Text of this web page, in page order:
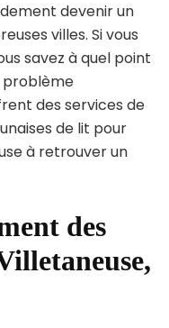
devenir un
villes. Si vous
savez à quel point
problème
des services de
de lit pour
à retrouver un
des